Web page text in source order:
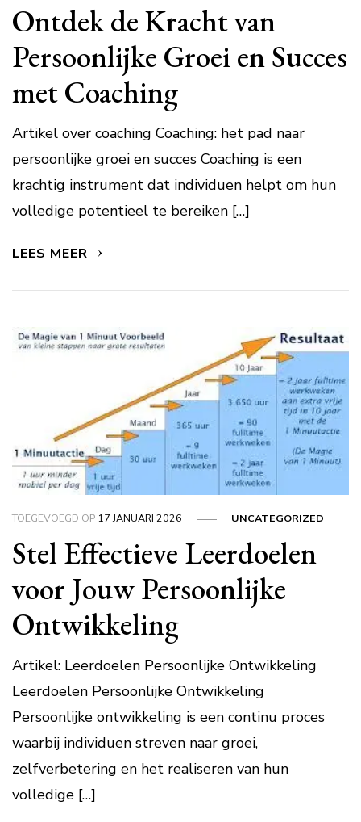
Ontdek de Kracht van
Persoonlijke Groei en Succes
met Coaching
Artikel over coaching Coaching: het pad naar
persoonlijke groei en succes Coaching is een
krachtig instrument dat individuen helpt om hun
volledige potentieel te bereiken […]
LEES MEER
TOEGEVOEGD OP 17 JANUARI 2026 UNCATEGORIZED
Stel Effectieve Leerdoelen
voor Jouw Persoonlijke
Ontwikkeling
Artikel: Leerdoelen Persoonlijke Ontwikkeling
Leerdoelen Persoonlijke Ontwikkeling
Persoonlijke ontwikkeling is een continu proces
waarbij individuen streven naar groei,
zelfverbetering en het realiseren van hun
volledige […]